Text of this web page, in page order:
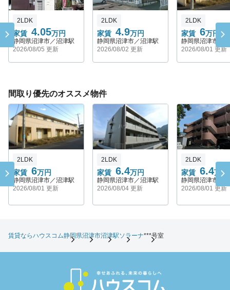
家賃 4.05万円
2LDK
静岡県沼津市／沼津駅
2026/08/05 更新
家賃 4.9万円
2LDK
静岡県沼津市／沼津駅
2026/08/02 更新
家賃 6万円
2LDK
静岡県沼津市／
2026/08/01 更新
間取り優先のオススメ物件
家賃 6万円
2LDK
静岡県沼津市／沼津駅
2026/08/01 更新
家賃 6.4万円
2LDK
静岡県沼津市／沼津駅
2026/08/04 更新
家賃 6.4万円
2LDK
静岡県沼津市／
2026/08/01 更新
賃貸ならハウスコム静岡県沼津市沼津駅ソラーナ***号室